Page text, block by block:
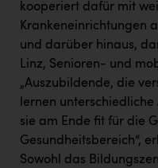
kooperiert dafür mit
Krankeneinrichtungen
und darüber hinaus,
Linz, Senioren- und
„Auszubildende, die
lernen unterschiedliche
sie am Ende fit für die
Gesundheitsbereich“,
Sowohl das